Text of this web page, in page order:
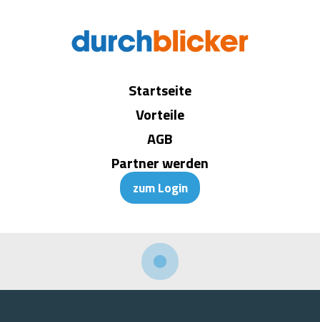
Startseite
Vorteile
AGB
Partner werden
zum Login